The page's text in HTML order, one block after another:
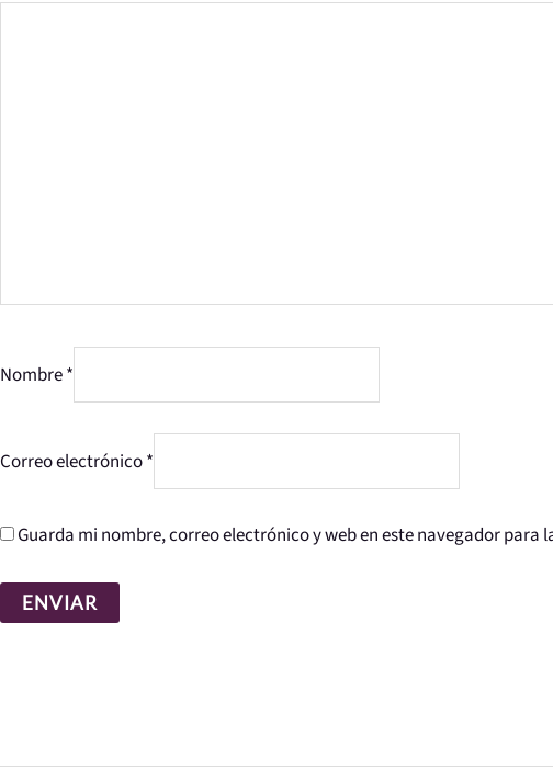
Nombre*
Correo electrónico*
Guarda mi nombre, correo electrónico y web en este navegador para